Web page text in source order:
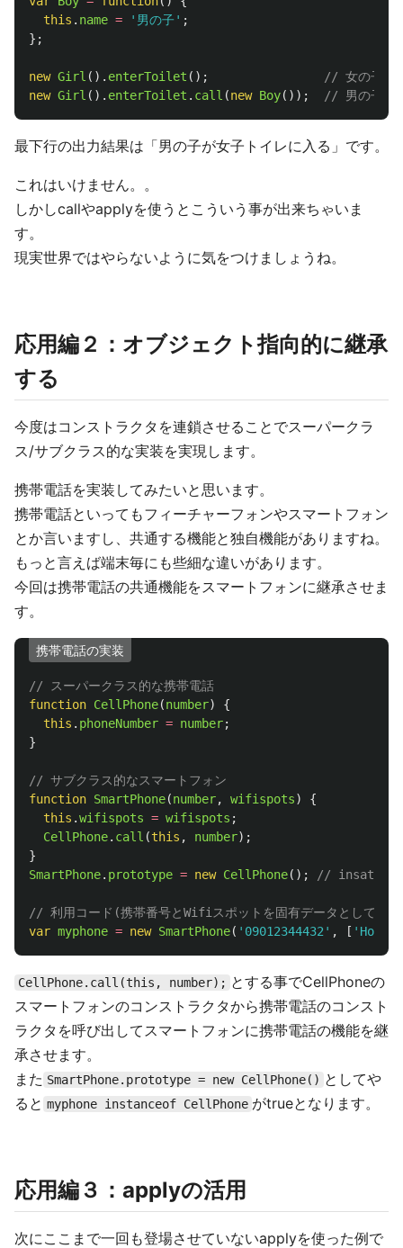
this . name = ' 男の子' ;
};
new Girl (). enterToilet ();
// 女の子が
new Girl (). enterToilet . call (new Boy()); // 男の子が
最下行の出力結果は「男の子が女子トイレに入る」です。
これはいけません。。
しかしcallやapplyを使うとこういう事が出来ちゃいま
す。
現実世界ではやらないように気をつけましょうね。
応用編２：オブジェクト指向的に継承
する
今度はコンストラクタを連鎖させることでスーパークラ
ス/サブクラス的な実装を実現します。
携帯電話を実装してみたいと思います。
携帯電話といってもフィーチャーフォンやスマートフォン
とか言いますし、共通する機能と独自機能がありますね。
もっと言えば端末毎にも些細な違いがあります。
今回は携帯電話の共通機能をスマートフォンに継承させま
す。
携帯電話の実装
// スーパークラス的な携帯電話
function CellPhone(number)
{
this . phoneNumber = number;
}
// サブクラス的なスマートフォン
function SmartPhone(number, wifispots)
{
this .wifispots = wifispots ;
CellPhone. call (this , number);
}
SmartPhone. prototype = new CellPhone(); //
// 利用コード(携帯番号とWifiスポットを固有データとして持
var myphone = new SmartPhone( ' 09012344432 ' , [ ' Home
CellPhone.call(this, number); とする事でCellPhoneの
スマートフォンのコンストラクタから携帯電話のコンスト
ラクタを呼び出してスマートフォンに携帯電話の機能を継
承させます。
また SmartPhone.prototype = new CellPhone() としてや
ると myphone instanceof CellPhone がtrueとなります。
応用編３：applyの活用
次にここまで一回も登場させていないapplyを使った例で